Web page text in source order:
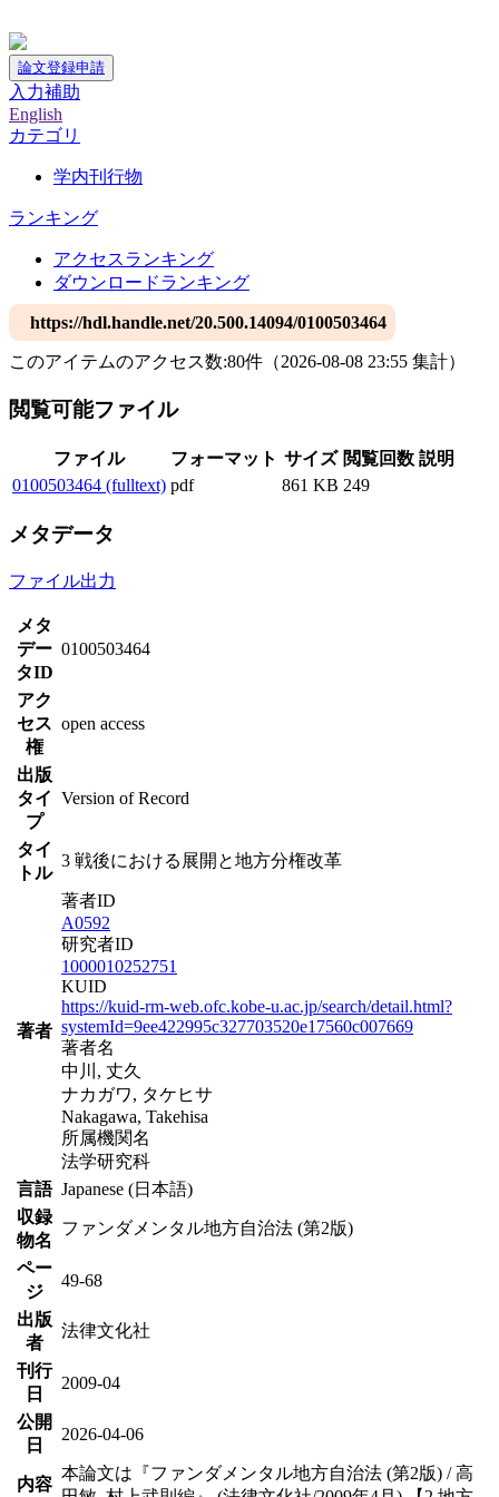
論文登録申請
入力補助
English
カテゴリ
学内刊行物
ランキング
アクセスランキング
ダウンロードランキング
https://hdl.handle.net/20.500.14094/0100503464
このアイテムのアクセス数:80件 （2026-08-08 23:55 集計）
閲覧可能ファイル
ファイル フォーマット サイズ 閲覧回数 説明
0100503464 (fulltext) pdf 861 KB 249
メタデータ
ファイル出力
メタ
デー
タID
0100503464
アク
セス
権
open access
出版
タイ
プ
Version of Record
タイ
トル
3 戦後における展開と地方分権改革
著者
著者ID
A0592
研究者ID
1000010252751
KUID
https://kuid-rm-web.ofc.kobe-u.ac.jp/search/detail.html?
systemId=9ee422995c327703520e17560c007669
著者名
中川, 丈久
ナカガワ, タケヒサ
Nakagawa, Takehisa
所属機関名
法学研究科
言語 Japanese (日本語)
収録
物名
ファンダメンタル地方自治法 (第2版)
ペー
ジ
49-68
出版
者
法律文化社
刊行
日
2009-04
公開
日
2026-04-06
内容
本論文は『ファンダメンタル地方自治法 (第2版) / 高